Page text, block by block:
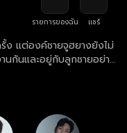
รายการของฉัน
แชร์
ง แต่องค์ชายจูฮยางยังไม่
กันและอยู่กับลูกชายอย่าง
ยองและสมาชิกของ